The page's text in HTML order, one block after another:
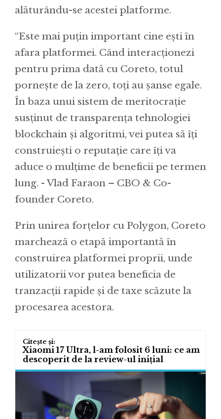
alăturându-se acestei platforme.
“Este mai puțin important cine ești în
afara platformei. Când interacționezi
pentru prima dată cu Coreto, totul
pornește de la zero, toți au șanse egale.
În baza unui sistem de meritocrație
susținut de transparența tehnologiei
blockchain și algoritmi, vei putea să îți
construiești o reputație care îți va
aduce o mulțime de beneficii pe termen
lung. - Vlad Faraon – CBO & Co-
founder Coreto.
Prin unirea forțelor cu Polygon, Coreto
marchează o etapă importantă în
construirea platformei proprii, unde
utilizatorii vor putea beneficia de
tranzacții rapide și de taxe scăzute la
procesarea acestora.
Xiaomi 17 Ultra, l-am folosit 6 luni: ce am
descoperit de la review-ul inițial